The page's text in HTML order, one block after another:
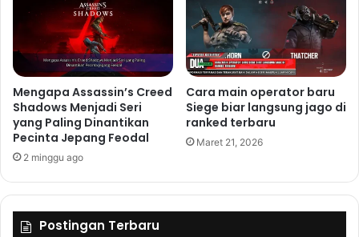
Mengapa Assassin’s Creed
Shadows Menjadi Seri
yang Paling Dinantikan
Pecinta Jepang Feodal
2 minggu ago
Cara main operator baru
Siege biar langsung jago di
ranked terbaru
Maret 21, 2026
Postingan Terbaru